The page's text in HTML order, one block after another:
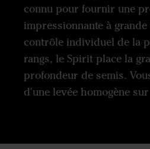
connu pour fournir une
impressionnante à
contrôle individuel de la
rangs, le Spirit place la
profondeur de semis.
d'une levée homogène